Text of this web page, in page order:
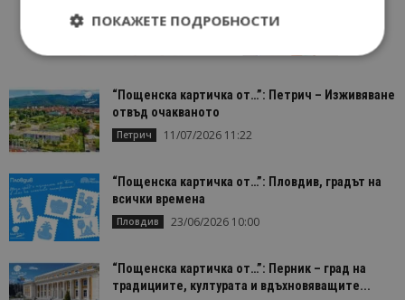
“Пощенска картичка от…”: Петрич – Изживяване
отвъд очакваното
Петрич 11/07/2026 11:22
“Пощенска картичка от…”: Пловдив, градът на
всички времена
Пловдив 23/06/2026 10:00
“Пощенска картичка от…”: Перник – град на
традициите, културата и вдъхновяващите...
ПОКАЖЕТЕ ПОДРОБНОСТИ
Строго необходимо
Ефективност
Таргетиране
Функционалност
Строго необходимите бисквитки позволяват
потребителско влизане и управление на
акаунта. Уебсайтът не може да се използва
правилно без строго необходими бисквитки.
Име
cookie_notice_accepted
lisandraramos.com
bgtourism.bg
7 дни